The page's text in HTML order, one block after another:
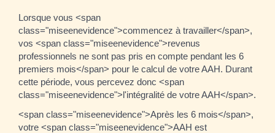
Lorsque vous <span
class="miseenevidence">commencez à travailler</span>,
vos <span class="miseenevidence">revenus
professionnels ne sont pas pris en compte pendant les 6
premiers mois</span> pour le calcul de votre AAH. Durant
cette période, vous percevez donc <span
class="miseenevidence">l'intégralité de votre AAH</span>.
<span class="miseenevidence">Après les 6 mois</span>,
votre <span class="miseenevidence">AAH est